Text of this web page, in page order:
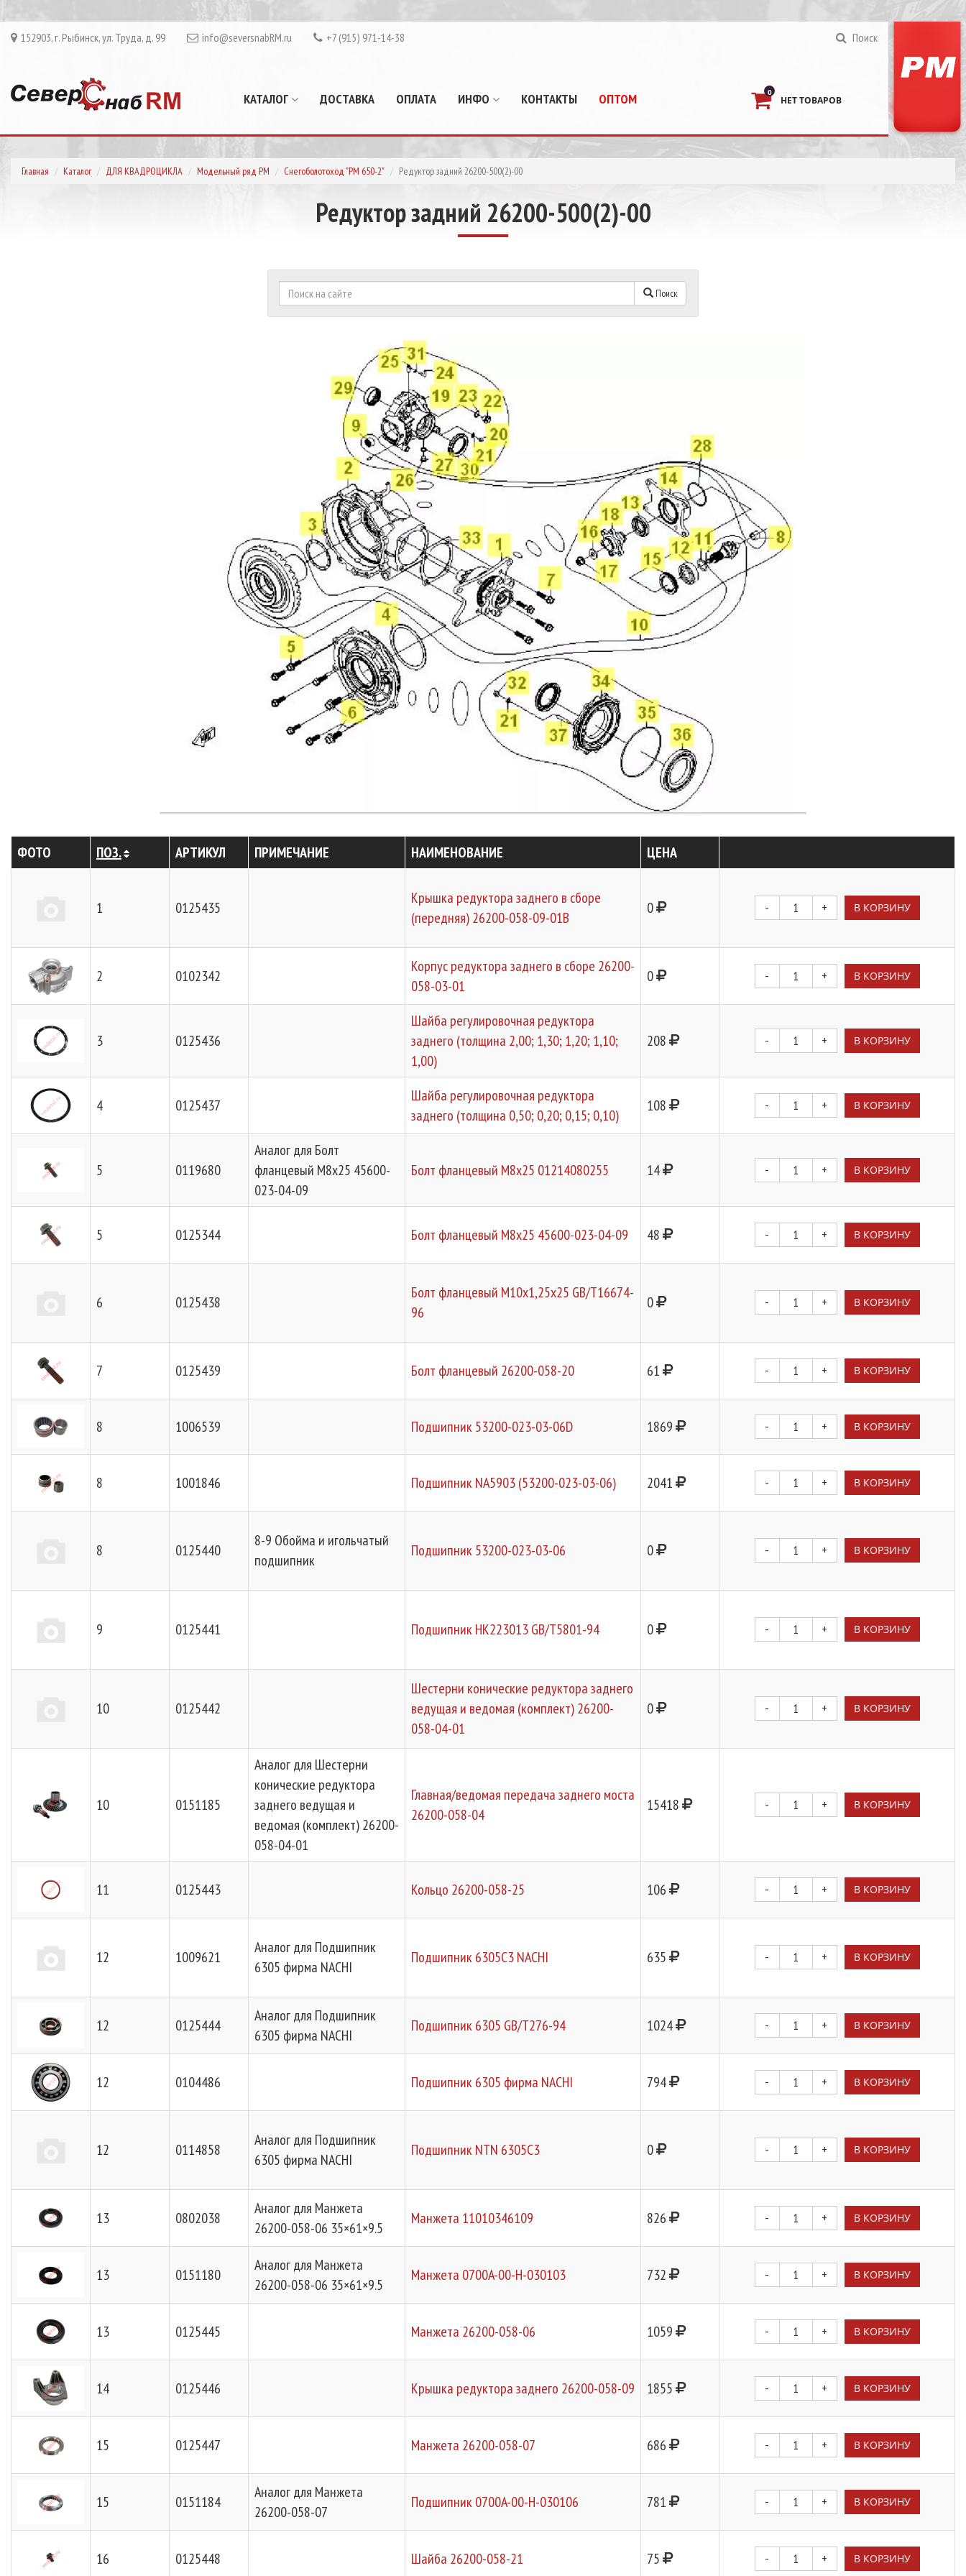
152903, г. Рыбинск, ул. Труда, д. 99 info@seversnabRM.ru +7 (915) 971-14-38 Поиск
КАТАЛОГ ДОСТАВКА ОПЛАТА ИНФО КОНТАКТЫ ОПТОМ 0
НЕТ ТОВАРОВ
Главная Каталог ДЛЯ КВАДРОЦИКЛА Модельный ряд РМ Снегоболотоход "РМ 650-2" Редуктор задний 26200-500(2)-00
Редуктор задний 26200-500(2)-00
Поиск
ФОТО ПОЗ. АРТИКУЛ ПРИМЕЧАНИЕ НАИМЕНОВАНИЕ ЦЕНА
1 0125435
Крышка редуктора заднего в сборе
(передняя) 26200-058-09-01B
0 - + В КОРЗИНУ
2 0102342
Корпус редуктора заднего в сборе 26200-
058-03-01
0 - + В КОРЗИНУ
3 0125436
Шайба регулировочная редуктора
заднего (толщина 2,00; 1,30; 1,20; 1,10;
1,00)
208 - + В КОРЗИНУ
4 0125437
Шайба регулировочная редуктора
заднего (толщина 0,50; 0,20; 0,15; 0,10)
108 - + В КОРЗИНУ
5 0119680
Аналог для Болт
фланцевый М8х25 45600-
023-04-09
Болт фланцевый М8х25 01214080255 14 - + В КОРЗИНУ
5 0125344 Болт фланцевый М8х25 45600-023-04-09 48 - + В КОРЗИНУ
6 0125438
Болт фланцевый М10х1,25х25 GB/T16674-
96
0 - + В КОРЗИНУ
7 0125439 Болт фланцевый 26200-058-20 61 - + В КОРЗИНУ
8 1006539 Подшипник 53200-023-03-06D 1869 - + В КОРЗИНУ
8 1001846 Подшипник NA5903 (53200-023-03-06) 2041 - + В КОРЗИНУ
8 0125440
8-9 Обойма и игольчатый
подшипник
Подшипник 53200-023-03-06 0 - + В КОРЗИНУ
9 0125441 Подшипник HK223013 GB/T5801-94 0 - + В КОРЗИНУ
10 0125442
Шестерни конические редуктора заднего
ведущая и ведомая (комплект) 26200-
058-04-01
0 - + В КОРЗИНУ
10 0151185
Аналог для Шестерни
конические редуктора
заднего ведущая и
ведомая (комплект) 26200-
058-04-01
Главная/ведомая передача заднего моста
26200-058-04
15418 - + В КОРЗИНУ
11 0125443 Кольцо 26200-058-25 106 - + В КОРЗИНУ
12 1009621
Аналог для Подшипник
6305 фирма NACHI
Подшипник 6305C3 NACHI 635 - + В КОРЗИНУ
12 0125444
Аналог для Подшипник
6305 фирма NACHI
Подшипник 6305 GB/T276-94 1024 - + В КОРЗИНУ
12 0104486 Подшипник 6305 фирма NACHI 794 - + В КОРЗИНУ
12 0114858
Аналог для Подшипник
6305 фирма NACHI
Подшипник NTN 6305C3 0 - + В КОРЗИНУ
13 0802038
Аналог для Манжета
26200-058-06 35×61×9.5
Манжета 11010346109 826 - + В КОРЗИНУ
13 0151180
Аналог для Манжета
26200-058-06 35×61×9.5
Манжета 0700A-00-H-030103 732 - + В КОРЗИНУ
13 0125445 Манжета 26200-058-06 1059 - + В КОРЗИНУ
14 0125446 Крышка редуктора заднего 26200-058-09 1855 - + В КОРЗИНУ
15 0125447 Манжета 26200-058-07 686 - + В КОРЗИНУ
15 0151184
Аналог для Манжета
26200-058-07
Подшипник 0700A-00-H-030106 781 - + В КОРЗИНУ
16 0125448 Шайба 26200-058-21 75 - + В КОРЗИНУ